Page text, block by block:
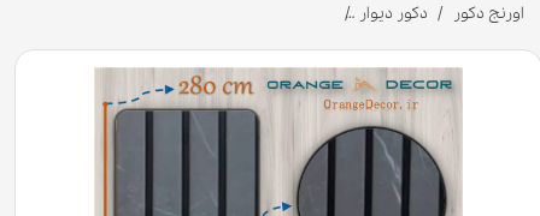
اورنج دکور دکور دیوار